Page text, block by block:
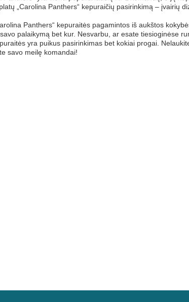
„Carolina Panthers“ kepuraičių pasirinkimą – įvairių
Panthers“ kepuraitės pagamintos iš aukštos
palaikymą bet kur. Nesvarbu, ar esate tiesioginėse
yra puikus pasirinkimas bet kokiai progai.
savo meilę komandai!